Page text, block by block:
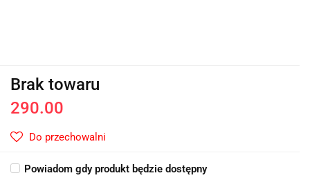
Brak towaru
290.00
Do przechowalni
Powiadom gdy produkt będzie dostępny